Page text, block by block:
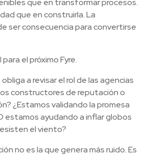
que en transformar procesos.
que en construirla. La
ser consecuencia para convertirse
el próximo Fyre.
a revisar el rol de las agencias
constructores de reputación o
¿Estamos validando la promesa
estamos ayudando a inflar globos
el viento?
no es la que genera más ruido. Es